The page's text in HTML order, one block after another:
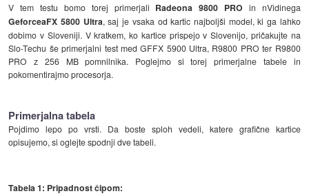
V tem testu bomo torej primerjali Radeona 9800 PRO in nVidinega
GeforceaFX 5800 Ultra, saj je vsaka od kartic najboljši model, ki ga lahko
dobimo v Sloveniji. V kratkem, ko kartice prispejo v Slovenijo, pričakujte na
Slo-Techu še primerjalni test med GFFX 5900 Ultra, R9800 PRO ter R9800
PRO z 256 MB pomnilnika. Poglejmo si torej primerjalne tabele in
pokomentirajmo procesorja.
Primerjalna tabela
Pojdimo lepo po vrsti. Da boste sploh vedeli, katere grafične kartice
opisujemo, si oglejte spodnji dve tabeli.
Tabela 1: Pripadnost čipom: